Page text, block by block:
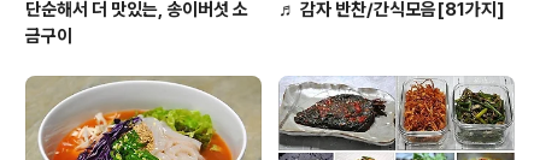
단순해서 더 맛있는, 송이버섯 소
금구이
♬ 감자 반찬/간식모음[81가지]